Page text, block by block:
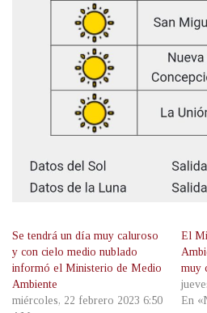
Se tendrá un día muy caluroso
y con cielo medio nublado
informó el Ministerio de Medio
Ambiente
miércoles, 22 febrero 2023 6:50
El
muy
En